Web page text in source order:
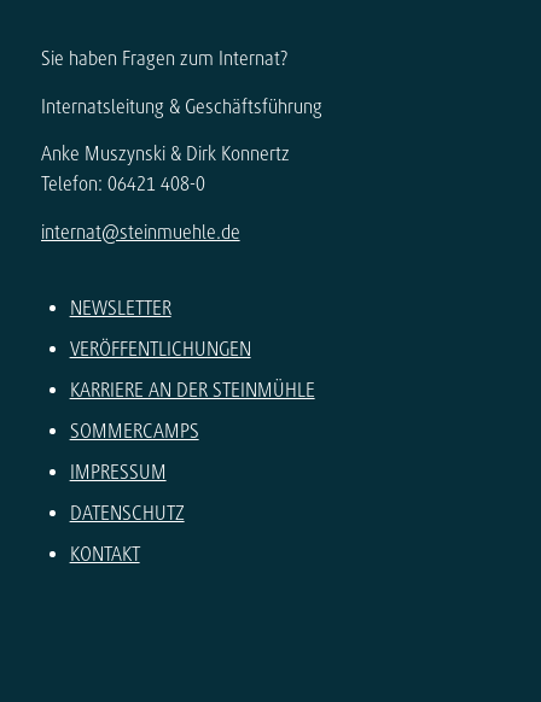
Sie haben Fragen zum Internat?
Internatsleitung & Geschäftsführung
Anke Muszynski & Dirk Konnertz
Telefon: 06421 408-0
internat@steinmuehle.de
NEWSLETTER
VERÖFFENTLICHUNGEN
KARRIERE AN DER STEINMÜHLE
SOMMERCAMPS
IMPRESSUM
DATENSCHUTZ
KONTAKT